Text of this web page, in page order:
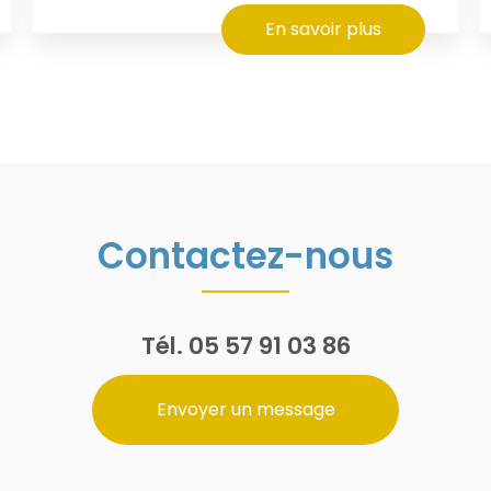
En savoir plus
Contactez-nous
Tél. 05 57 91 03 86
Envoyer un message